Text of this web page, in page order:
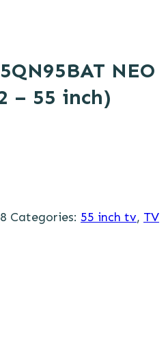
NEO
– 55 inch)
Categories: 55 inch tv, TV